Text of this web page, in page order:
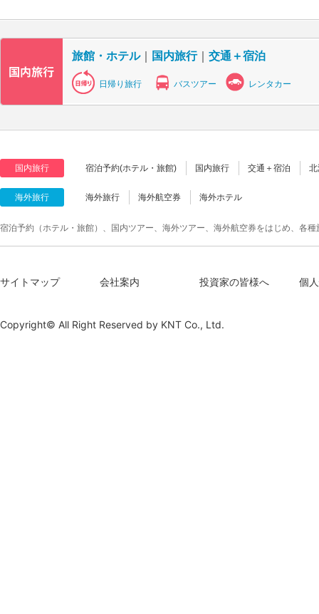
旅館・ホテル｜ 国内旅行｜ 交通＋宿泊
日帰り旅行 バスツアー レンタカー
国内旅行 宿泊予約(ホテル・旅館) 国内旅行 交通＋宿泊
海外旅行 海外旅行 海外航空券 海外ホテル
宿泊予約（ホテル・旅館）、国内ツアー、海外ツアー、海外航空券をはじめ、各
サイトマップ 会社案内 投資家の皆様へ 個
Copyright© All Right Reserved by KNT Co., Ltd.